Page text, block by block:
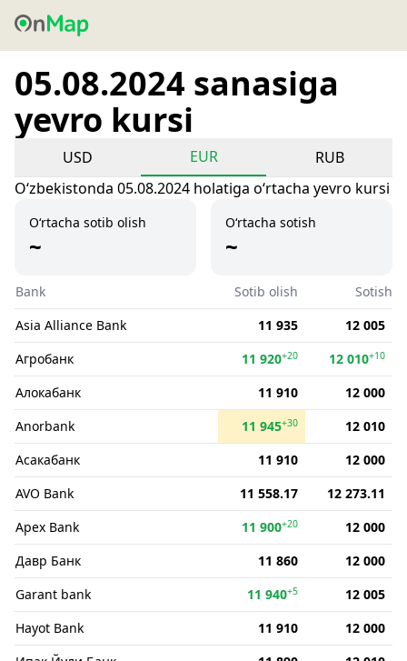
05.08.2024 sanasiga
yevro kursi
USD EUR
RUB
Oʻzbekistonda 05.08.2024 holatiga oʻrtacha yevro kursi
O‘rtacha sotib olish
~
O‘rtacha sotish
~
Bank Sotib olish
Sotish
Asia Alliance Bank
11 935
12 005
Агробанк
11 920+20 12 010+10
Алокабанк 11 910
12 000
Anorbank
11 945+30
12 010
Асакабанк
11 910
12 000
AVO Bank
11 558.17
12 273.11
Apex Bank
11 900+20
12 000
Давр Банк
11 860
12 000
Garant bank
11 940+5
12 005
Hayot Bank
11 910
12 000